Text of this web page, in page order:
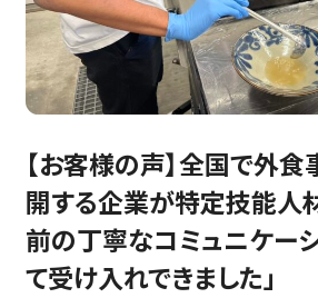
【お客様の声】全国で外
開する企業が特定技能人
前の丁寧なコミュニケー
て受け入れできました」